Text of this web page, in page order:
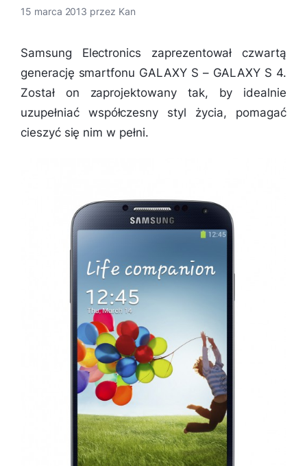
15 marca 2013 przez Kan
Samsung Electronics zaprezentował czwartą
generację smartfonu GALAXY S – GALAXY S 4.
Został on zaprojektowany tak, by idealnie
uzupełniać współczesny styl życia, pomagać
cieszyć się nim w pełni.